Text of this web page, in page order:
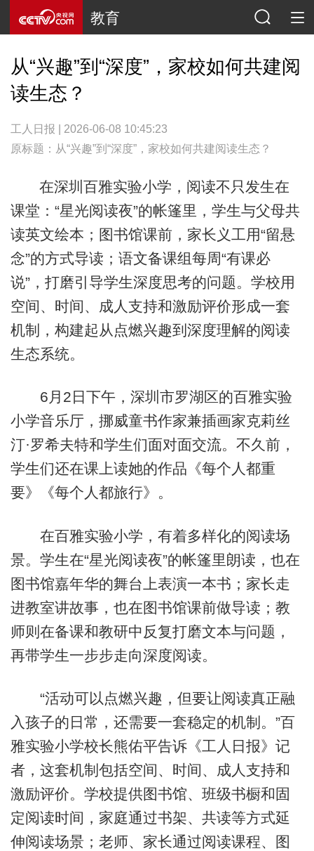
教育
从“兴趣”到“深度”，家校如何共建阅
读生态？
工人日报 | 2026-06-08 10:45:23
原标题：从“兴趣”到“深度”，家校如何共建阅读生态？
在深圳百雅实验小学，阅读不只发生在
课堂：“星光阅读夜”的帐篷里，学生与父母共
读英文绘本；图书馆课前，家长义工用“留悬
念”的方式导读；语文备课组每周“有课必
说”，打磨引导学生深度思考的问题。学校用
空间、时间、成人支持和激励评价形成一套
机制，构建起从点燃兴趣到深度理解的阅读
生态系统。
6月2日下午，深圳市罗湖区的百雅实验
小学音乐厅，挪威童书作家兼插画家克莉丝
汀·罗希夫特和学生们面对面交流。不久前，
学生们还在课上读她的作品《每个人都重
要》《每个人都旅行》。
在百雅实验小学，有着多样化的阅读场
景。学生在“星光阅读夜”的帐篷里朗读，也在
图书馆嘉年华的舞台上表演一本书；家长走
进教室讲故事，也在图书馆课前做导读；教
师则在备课和教研中反复打磨文本与问题，
再带学生一步步走向深度阅读。
“活动可以点燃兴趣，但要让阅读真正融
入孩子的日常，还需要一套稳定的机制。”百
雅实验小学校长熊佑平告诉《工人日报》记
者，这套机制包括空间、时间、成人支持和
激励评价。学校提供图书馆、班级书橱和固
定阅读时间，家庭通过书架、共读等方式延
伸阅读场景；老师、家长通过阅读课程、图